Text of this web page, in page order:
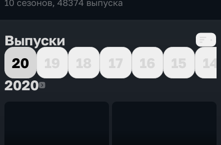
10 сезонов, 48374 выпуска
Выпуски
20
19 18 17 16 15
14
20202020